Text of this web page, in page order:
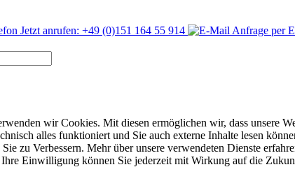
Jetzt anrufen: +49 (0)151 164 55 914 Anfrage per
wir Cookies. Mit diesen ermöglichen wir, dass unsere
alles funktioniert und Sie auch externe Inhalte lesen
zu Verbessern. Mehr über unsere verwendeten Dienste
Einwilligung können Sie jederzeit mit Wirkung auf die